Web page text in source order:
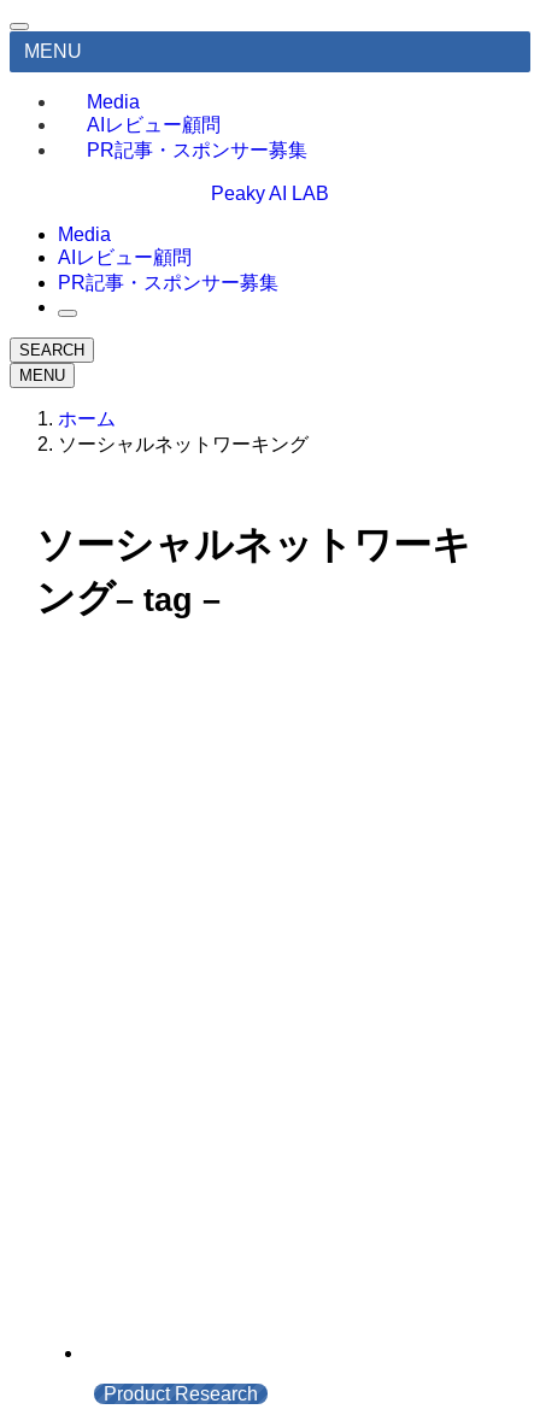
MENU
Media
AIレビュー顧問
PR記事・スポンサー募集
Peaky AI LAB
Media
AIレビュー顧問
PR記事・スポンサー募集
SEARCH
MENU
ホーム
ソーシャルネットワーキング
ソーシャルネットワーキ
ング– tag –
Product Research